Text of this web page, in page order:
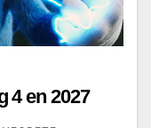
4 en 2027